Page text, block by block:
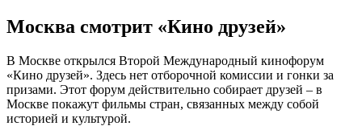
Москва смотрит «Кино друзей»
В Москве открылся Второй Международный кинофорум
«Кино друзей». Здесь нет отборочной комиссии и гонки за
призами. Этот форум действительно собирает друзей – в
Москве покажут фильмы стран, связанных между собой
историей и культурой.